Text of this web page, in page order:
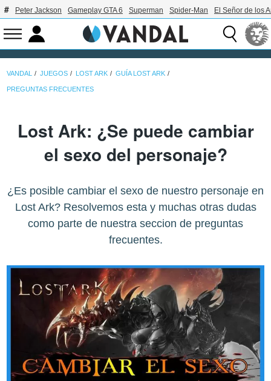
Peter Jackson Gameplay GTA 6 Superman Spider-Man El Señor de los
VANDAL JUEGOS LOST ARK GUÍA LOST ARK
PREGUNTAS FRECUENTES
Lost Ark: ¿Se puede cambiar
el sexo del personaje?
¿Es posible cambiar el sexo de nuestro personaje en
Lost Ark? Resolvemos esta y muchas otras dudas
como parte de nuestra seccion de preguntas
frecuentes.